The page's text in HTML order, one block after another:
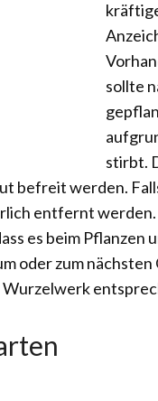
sollte
stirbt.
befreit werden.
entfernt
es beim
oder zum